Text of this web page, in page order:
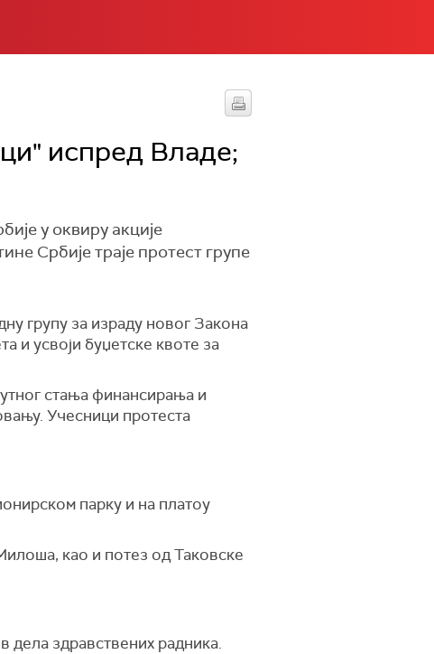
испред Владе;
у оквиру акције
Србије траје протест групе
групу за израду новог Закона
и усвоји буџетске квоте за
стања финансирања и
Учесници протеста
парку и на платоу
као и потез од Таковске
дела здравствених радника.